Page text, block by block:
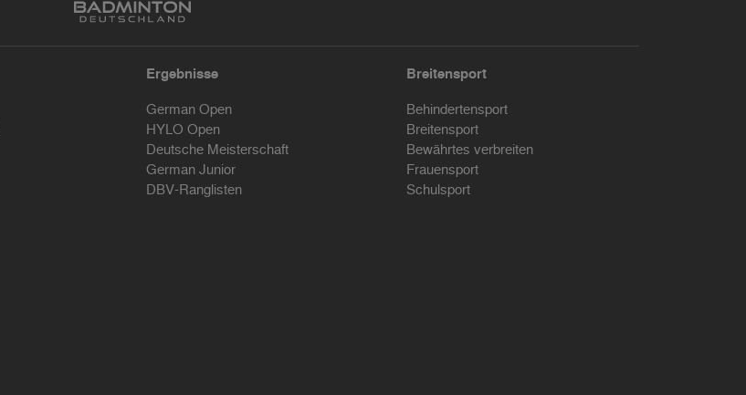
Ergebnisse
German Open
HYLO Open
Deutsche Meisterschaft
German Junior
DBV-Ranglisten
Breitensport
Behindertensport
Breitensport
Bewährtes verbreiten
Frauensport
Schulsport